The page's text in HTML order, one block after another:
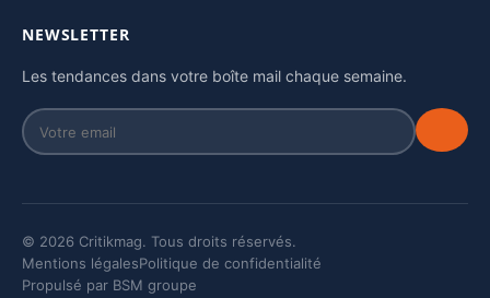
NEWSLETTER
Les tendances dans votre boîte mail chaque semaine.
© 2026 Critikmag. Tous droits réservés.
Mentions légalesPolitique de confidentialité
Propulsé par BSM groupe